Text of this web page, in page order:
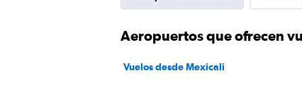
Aeropuertos que ofrecen
Vuelos desde Mexicali